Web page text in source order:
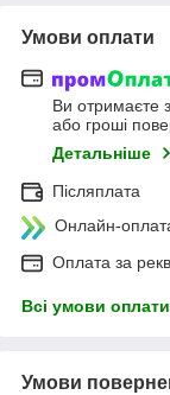
Умови оплати
Ви отримаєте
або гроші
Детальніше
Післяплата
Онлайн-
Оплата за
Всі умови оплати
Умови